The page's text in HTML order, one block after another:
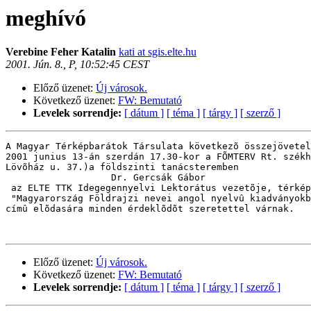
meghívó
Verebine Feher Katalin kati at sgis.elte.hu
2001. Jún. 8., P, 10:52:45 CEST
Előző üzenet: Új városok.
Következő üzenet: FW: Bemutató
Levelek sorrendje: [ dátum ] [ téma ] [ tárgy ] [ szerző ]
A Magyar Térképbarátok Társulata következõ
2001 junius 13-án szerdán 17.30-kor a FÕMTERV Rt.
Lövõház u. 37.)a földszinti tanácsteremben
                   Dr. Gercsák Gábor
az ELTE TTK Idegegennyelvi Lektorátus vezetõje,
"Magyarország Földrajzi nevei angol nyelvû
címû elõdasára minden érdeklõdõt szeretettel várnak.
Előző üzenet: Új városok.
Következő üzenet: FW: Bemutató
Levelek sorrendje: [ dátum ] [ téma ] [ tárgy ] [ szerző ]